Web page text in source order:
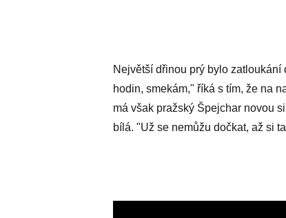
Největší dřinou prý bylo
hodin, smekám," říká s tím, že na
má však pražský Špejchar novou
bílá. "Už se nemůžu dočkat, až si